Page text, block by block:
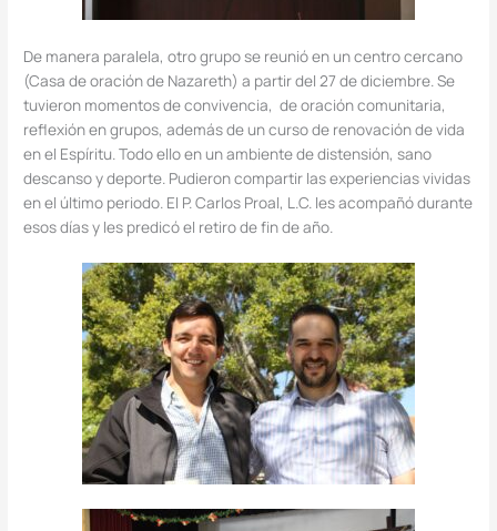
De manera paralela, otro grupo se reunió en un centro cercano
(Casa de oración de Nazareth) a partir del 27 de diciembre. Se
tuvieron momentos de convivencia, de oración comunitaria,
reflexión en grupos, además de un curso de renovación de vida
en el Espíritu. Todo ello en un ambiente de distensión, sano
descanso y deporte. Pudieron compartir las experiencias vividas
en el último periodo. El P. Carlos Proal, L.C. les acompañó durante
esos días y les predicó el retiro de fin de año.